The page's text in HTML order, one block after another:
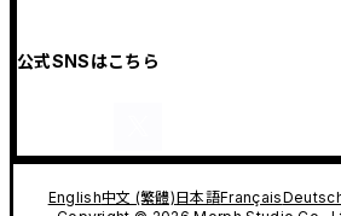
公式SNSはこちら
English中文 (繁體)日本語Français